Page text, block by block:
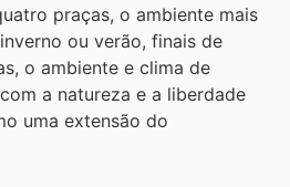
praças, o ambiente mais
ou verão, finais de
o ambiente e clima de
a natureza e a liberdade
uma extensão do